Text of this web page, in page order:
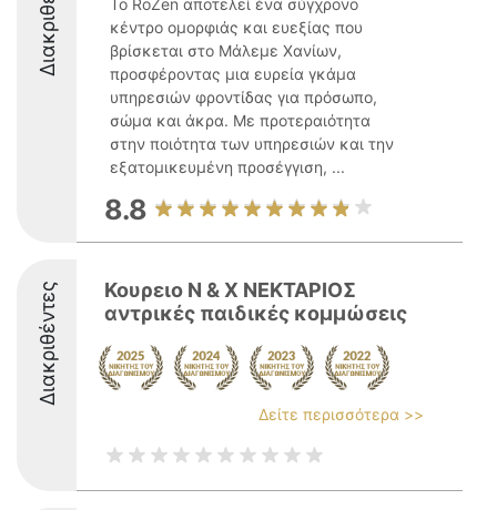
Το RoZen αποτελεί ένα σύγχρονο
κέντρο ομορφιάς και ευεξίας που
βρίσκεται στο Μάλεμε Χανίων,
προσφέροντας μια ευρεία γκάμα
υπηρεσιών φροντίδας για πρόσωπο,
σώμα και άκρα. Με προτεραιότητα
στην ποιότητα των υπηρεσιών και την
εξατομικευμένη προσέγγιση, ...
8.8
Διακριθέντες
Κουρειο Ν & Χ ΝΕΚΤΑΡΙΟΣ
αντρικές παιδικές κομμώσεις
Δείτε περισσότερα >>